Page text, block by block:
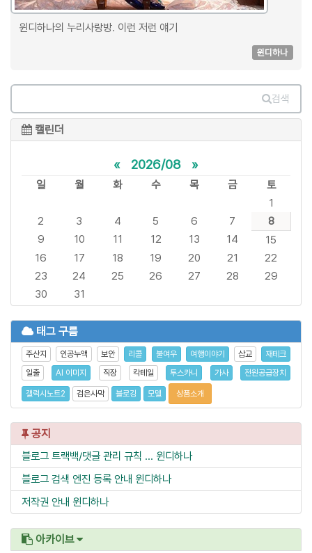
윈디하나의 누리사랑방. 이런 저런 얘기
윈디하나
검색
캘린더
« 2026/08 »
일 월 화 수 목 금
토
1
2
3 4 5 6 7
8
9
10 11 12 13 14
15
16
17 18 19 20 21
22
23
24 25 26 27 28
29
30
31
태그 구름
주산지 인공누액 보안 리콜 불여우 여행이야기 삽교
재테크
일출
AI 이미지 직장 칵테일 투스카니 가사 전원공급장치
갤럭시노트2 검은사막 블로깅 모델 상품소개
공지
블로그 트랙백/댓글 관리 규칙 ... 윈디하나
블로그 검색 엔진 등록 안내 윈디하나
저작권 안내 윈디하나
아카이브